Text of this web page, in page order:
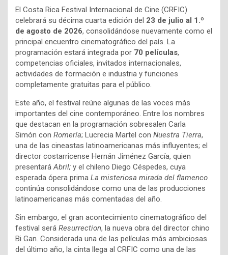
El Costa Rica Festival Internacional de Cine (CRFIC)
celebrará su décima cuarta edición del 23 de julio al 1.º
de agosto de 2026, consolidándose nuevamente como el
principal encuentro cinematográfico del país. La
programación estará integrada por 70 películas,
competencias oficiales, invitados internacionales,
actividades de formación e industria y funciones
completamente gratuitas para el público.
Este año, el festival reúne algunas de las voces más
importantes del cine contemporáneo. Entre los nombres
que destacan en la programación sobresalen Carla
Simón con Romería; Lucrecia Martel con Nuestra Tierra,
una de las cineastas latinoamericanas más influyentes; el
director costarricense Hernán Jiménez García, quien
presentaráAbril; y el chileno Diego Céspedes, cuya
esperada ópera prima La misteriosa mirada del flamenco
continúa consolidándose como una de las producciones
latinoamericanas más comentadas del año.
Sin embargo, el gran acontecimiento cinematográfico del
festival será Resurrection, la nueva obra del director chino
Bi Gan. Considerada una de las películas más ambiciosas
del último año, la cinta llega al CRFIC como una de las